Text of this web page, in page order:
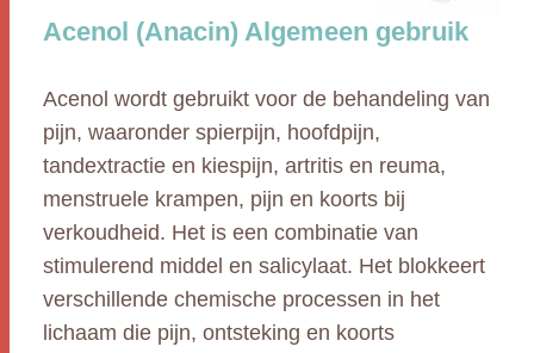
Acenol (Anacin) Algemeen gebruik
Acenol wordt gebruikt voor de behandeling van
pijn, waaronder spierpijn, hoofdpijn,
tandextractie en kiespijn, artritis en reuma,
menstruele krampen, pijn en koorts bij
verkoudheid. Het is een combinatie van
stimulerend middel en salicylaat. Het blokkeert
verschillende chemische processen in het
lichaam die pijn, ontsteking en koorts